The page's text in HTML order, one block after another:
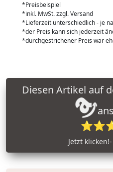
*Preisbeispiel
*inkl. MwSt. zzgl. Versand
*Lieferzeit unterschiedlich - je
*der Preis kann sich jederzeit
*durchgestrichener Preis war
Jetzt